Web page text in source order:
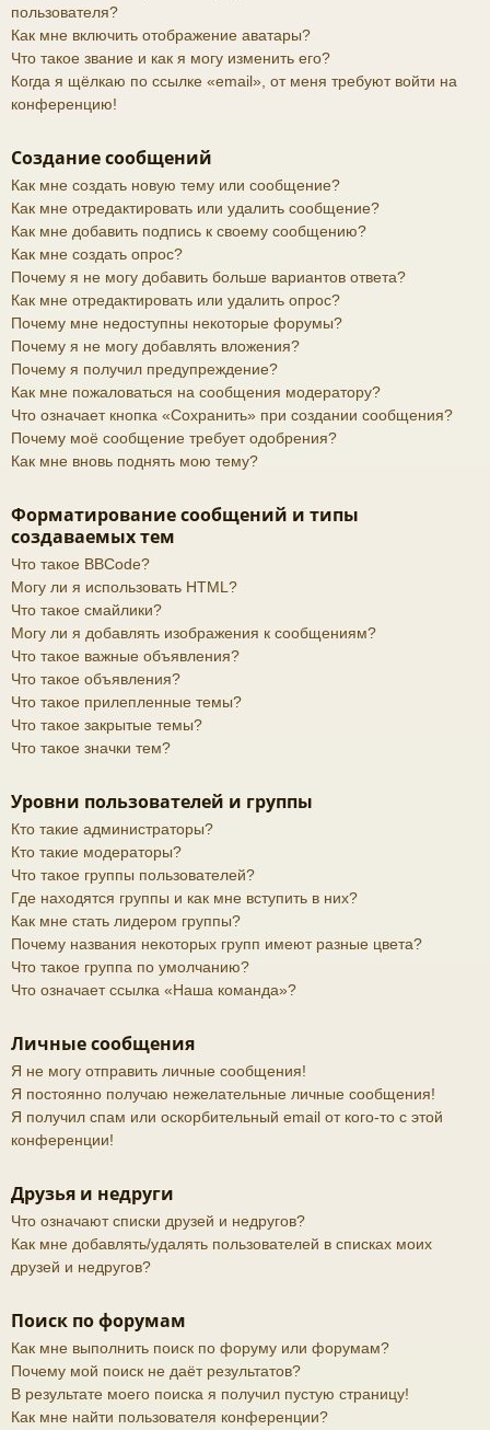
пользователя?
Как мне включить отображение аватары?
Что такое звание и как я могу изменить его?
Когда я щёлкаю по ссылке «email», от меня требуют войти на
конференцию!
Создание сообщений
Как мне создать новую тему или сообщение?
Как мне отредактировать или удалить сообщение?
Как мне добавить подпись к своему сообщению?
Как мне создать опрос?
Почему я не могу добавить больше вариантов ответа?
Как мне отредактировать или удалить опрос?
Почему мне недоступны некоторые форумы?
Почему я не могу добавлять вложения?
Почему я получил предупреждение?
Как мне пожаловаться на сообщения модератору?
Что означает кнопка «Сохранить» при создании сообщения?
Почему моё сообщение требует одобрения?
Как мне вновь поднять мою тему?
Форматирование сообщений и типы
создаваемых тем
Что такое BBCode?
Могу ли я использовать HTML?
Что такое смайлики?
Могу ли я добавлять изображения к сообщениям?
Что такое важные объявления?
Что такое объявления?
Что такое прилепленные темы?
Что такое закрытые темы?
Что такое значки тем?
Уровни пользователей и группы
Кто такие администраторы?
Кто такие модераторы?
Что такое группы пользователей?
Где находятся группы и как мне вступить в них?
Как мне стать лидером группы?
Почему названия некоторых групп имеют разные цвета?
Что такое группа по умолчанию?
Что означает ссылка «Наша команда»?
Личные сообщения
Я не могу отправить личные сообщения!
Я постоянно получаю нежелательные личные сообщения!
Я получил спам или оскорбительный email от кого-то с этой
конференции!
Друзья и недруги
Что означают списки друзей и недругов?
Как мне добавлять/удалять пользователей в списках моих
друзей и недругов?
Поиск по форумам
Как мне выполнить поиск по форуму или форумам?
Почему мой поиск не даёт результатов?
В результате моего поиска я получил пустую страницу!
Как мне найти пользователя конференции?